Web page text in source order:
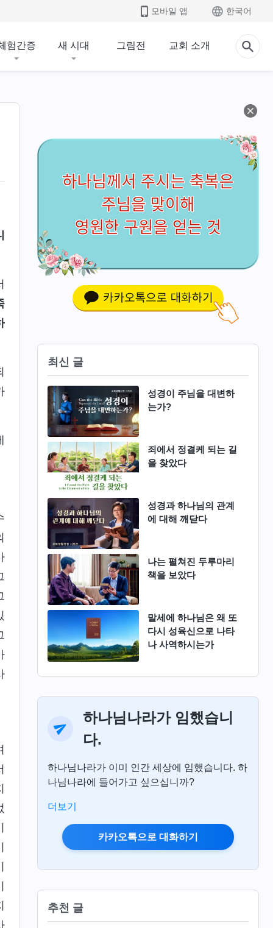
모바일 앱 한국어
험간증 새 시대 그림전 교회 소개
최신 글
성경이 주님을 대변하
는가?
죄에서 정결케 되는 길
을 찾았다
성경과 하나님의 관계
에 대해 깨닫다
나는 펼쳐진 두루마리
책을 보았다
말세에 하나님은 왜 또
다시 성육신으로 나타
나 사역하시는가
하나님나라가 임했습니
다.
하나님나라가 이미 인간 세상에 임했습니다. 하
나님나라에 들어가고 싶으십니까?
더보기
카카오톡으로 대화하기
추천 글